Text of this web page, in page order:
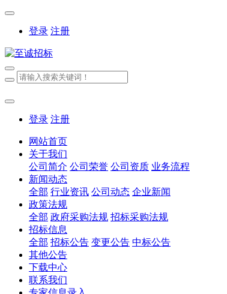
登录 注册
登录 注册
网站首页
关于我们
公司简介 公司荣誉 公司资质 业务流程
新闻动态
全部 行业资讯 公司动态 企业新闻
政策法规
全部 政府采购法规 招标采购法规
招标信息
全部 招标公告 变更公告 中标公告
其他公告
下载中心
联系我们